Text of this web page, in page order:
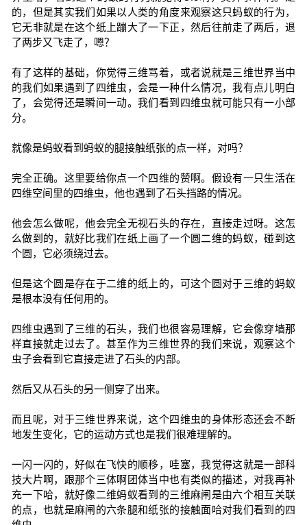
的，但是其实我们如果以人类的角度来观察这只蚂蚁的行为，
它无非就是在这个纸上蹦大了一下正，然后往前走了两后，退
了两步又飞走了，嗯？
有了这样的基础，你觉得三维骂着，或者说就是三维世界当中
的我们如果遇到了四维虫，会是一种什么情况，我有点儿明白
了，会觉得还是瞬间一动。我们看到四维虫就可能只有一小部
分。
就像是蚂蚁看到蚂蚁的腿接触纸张的点一样，对吗？
完全正确。这里要给你点一个四维的赞啊。假设有一只生活在
四维空间里的四维虫，他也遇到了石头挡路的情况。
他会怎么做呢，他会完全无视石头的存在，直接走过呀。这怎
么做到的，就好比我们在纸上画了一个圆二维的蚂蚁，碰到这
个圆，它必须绕过去。
但是这个圆是存在于二维的纸上的，可这个圆对于三维的蚂蚁
是根本没有任何用的。
四维虫遇到了三维的石头，我们也很容易理解，它会像穿墙那
样直接就走过去了。甚至作为三维世界的我们来说，观察这个
虫子会看到它直接走进了石头的内部。
然后又从石头的另一侧穿了出来。
而且呢，对于三维世界来说，这个四维虫的身体形态还会不断
地发生变化，它的运动方式也是我们很难理解的。
一闪一闪的，好似在飞快的顺移，哇塞，我觉得这就是一部科
技大片啊，跟那个三体啊团体当中也有类似的描述，对我再补
充一下哈，就好像二维蚂蚁看到的三维麻闸是由六个相互关联
的点，也就是麻闸的六条腿和纸张的接触面哈对我们看到的四